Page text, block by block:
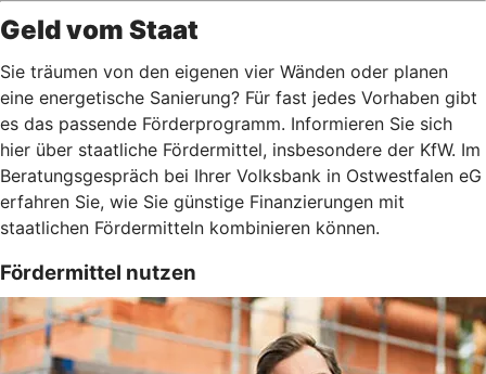
Geld vom Staat
Sie träumen von den eigenen vier Wänden oder planen
eine energetische Sanierung? Für fast jedes Vorhaben gibt
es das passende Förderprogramm. Informieren Sie sich
hier über staatliche Fördermittel, insbesondere der KfW. Im
Beratungsgespräch bei Ihrer Volksbank in Ostwestfalen eG
erfahren Sie, wie Sie günstige Finanzierungen mit
staatlichen Fördermitteln kombinieren können.
Fördermittel nutzen